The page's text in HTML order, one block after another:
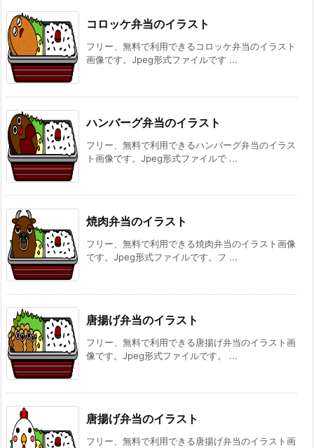
コロッケ弁当のイラスト
フリー、無料で利用できるコロッケ弁当のイラスト
画像です。Jpeg形式ファイルです ...
ハンバーグ弁当のイラスト
フリー、無料で利用できるハンバーグ弁当のイラス
ト画像です。Jpeg形式ファイルで ...
焼肉弁当のイラスト
フリー、無料で利用できる焼肉弁当のイラスト画像
です。Jpeg形式ファイルです。フ ...
唐揚げ弁当のイラスト
フリー、無料で利用できる唐揚げ弁当のイラスト画
像です。Jpeg形式ファイルです。 ...
唐揚げ弁当のイラスト
フリー、無料で利用できる唐揚げ弁当のイラスト画